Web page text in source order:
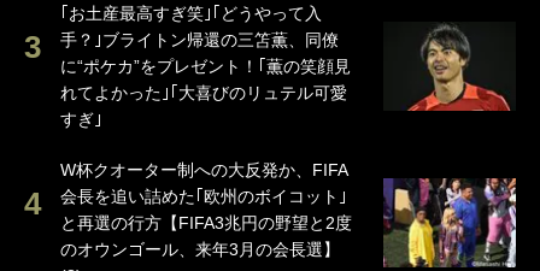
｢お土産最高すぎ笑｣｢どうやって入
手？｣ブライトン帰還の三笘薫、同僚
に“ポケカ”をプレゼント！｢薫の笑顔見
れてよかった｣｢大喜びのリュテル可愛
すぎ｣
W杯クオーター制への大反発か、FIFA
会長を追い詰めた｢欧州のボイコット｣
と再選の行方【FIFA3兆円の野望と2度
のオウンゴール、来年3月の会長選】